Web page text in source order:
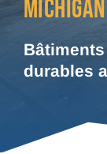
MICHIGAN
durables